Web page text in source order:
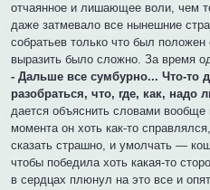
отчаянное и лишающее воли, чем
даже затмевало все нынешние
собратьев только что был
выразить было сложно. За время
- Дальше все сумбурно... Что-то
разобраться, что, где, как, надо
дается объяснить словами
момента он хоть как-то
сказать страшно, и умолчать —
чтобы победила хоть какая-то
в сердцах плюнул на это все и